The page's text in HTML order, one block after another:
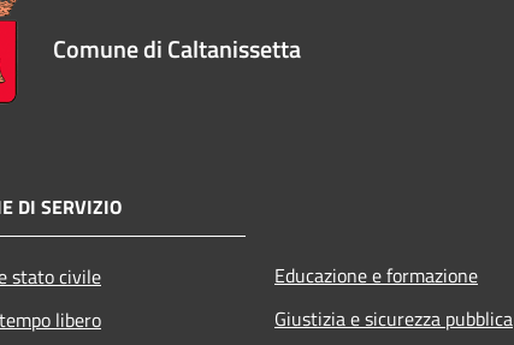
Comune di Caltanissetta
DI SERVIZIO
stato civile
libero
Educazione e formazione
Giustizia e sicurezza pubblica